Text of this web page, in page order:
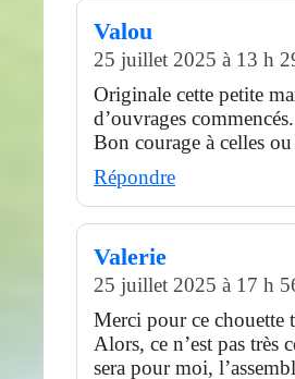
Valou
25 juillet 2025 à 13 h
Originale cette petite
d’ouvrages
Bon courage à celles
Répondre
Valerie
25 juillet 2025 à 17 h
Merci pour ce chouette
Alors, ce n’est pas
sera pour moi,